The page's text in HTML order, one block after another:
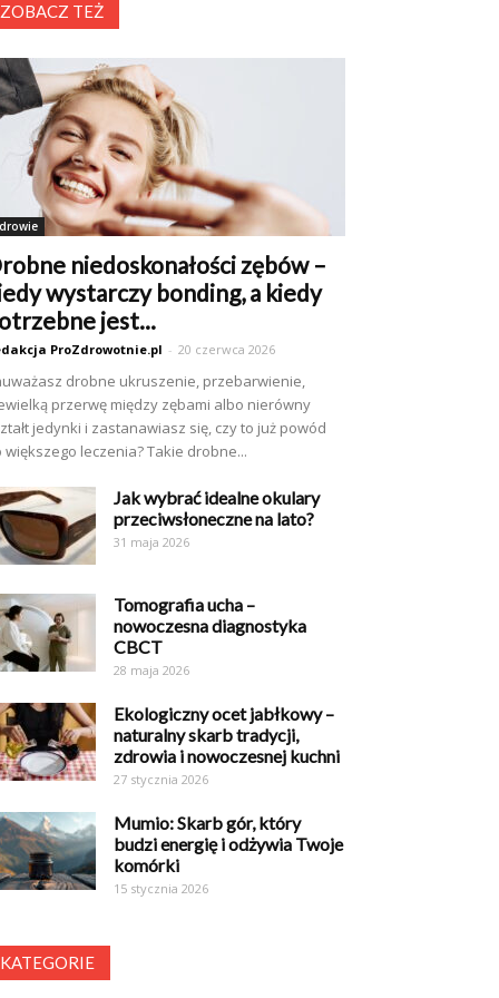
ZOBACZ TEŻ
niedoskonałości zębów –
wystarczy bonding, a kiedy
jest...
ProZdrowotnie.pl - 20 czerwca 2026
drobne ukruszenie, przebarwienie,
przerwę między zębami albo nierówny
jedynki i zastanawiasz się, czy to już powód
większego leczenia? Takie drobne...
Jak wybrać idealne okulary
przeciwsłoneczne na lato?
31 maja 2026
Tomografia ucha –
nowoczesna diagnostyka
CBCT
28 maja 2026
Ekologiczny ocet jabłkowy –
naturalny skarb tradycji,
zdrowia i nowoczesnej kuchni
27 stycznia 2026
Mumio: Skarb gór, który
budzi energię i odżywia Twoje
komórki
15 stycznia 2026
KATEGORIE